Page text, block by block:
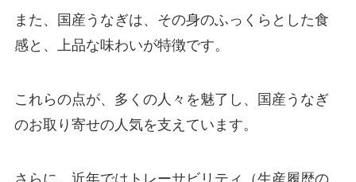
また、国産うなぎは、その身のふっくらとした食
感と、上品な味わいが特徴です。
これらの点が、多くの人々を魅了し、国産うなぎ
のお取り寄せの人気を支えています。
さらに、近年ではトレーサビリティ（生産履歴の